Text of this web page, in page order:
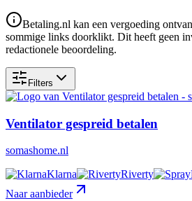
Betaling.nl kan een vergoeding
sommige links doorklikt. Dit heeft geen
redactionele beoordeling.
Filters
Ventilator gespreid betalen
somashome.nl
Klarna
Riverty
Naar aanbieder